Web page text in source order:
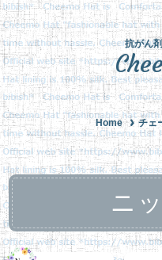
抗がん
Home チェ
ニ